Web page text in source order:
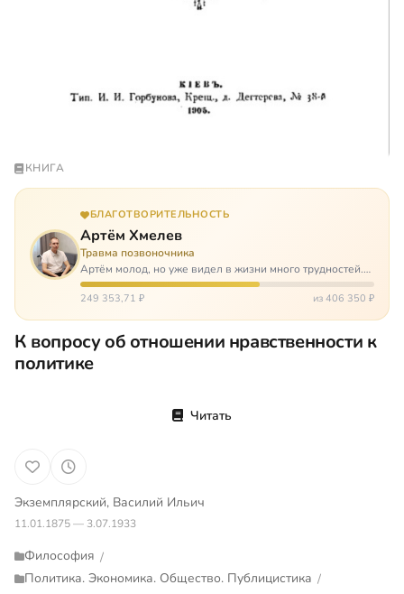
КНИГА
БЛАГОТВОРИТЕЛЬНОСТЬ
Артём Хмелев
Травма позвоночника
Артём молод, но уже видел в жизни много трудностей.
Он сирота, привык заботится о себе сам, но, когда
случилось несчастье, и он был парализован – остался на
249 353,71 ₽ из 406 350 ₽
К вопросу об отношении нравственности к
политике
Читать
Экземплярский, Василий Ильич
11.01.1875 — 3.07.1933
Философия /
Политика. Экономика. Общество. Публицистика /